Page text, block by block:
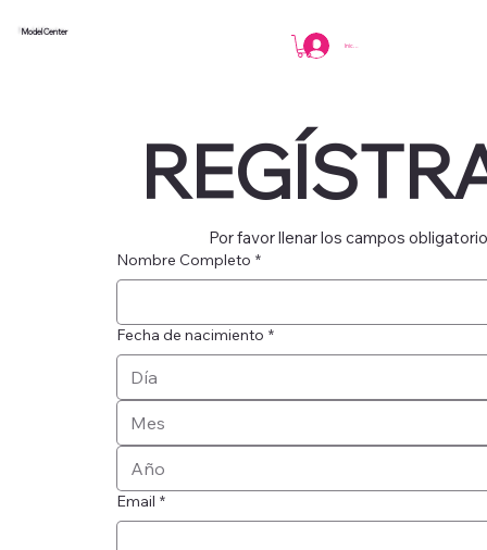
Iniciar sesión
Model Center
Por favor llenar los campos
Nombre Completo *
Fecha de nacimiento *
Email *